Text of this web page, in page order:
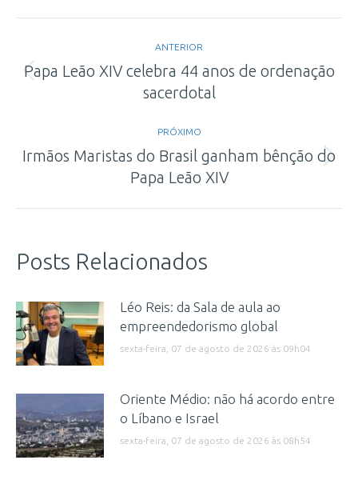
de
ANTERIOR
Post
anterior:
Papa Leão XIV celebra 44 anos de ordenação
sacerdotal
PRÓXIMO
Próximo
post:
Irmãos Maristas do Brasil ganham bênção do
Papa Leão XIV
Posts Relacionados
Léo Reis: da Sala de aula ao
empreendedorismo global
sexta-feira, 07 de agosto de 2026 às 09h04
Oriente Médio: não há acordo entre
o Líbano e Israel
sexta-feira, 07 de agosto de 2026 às 08h54